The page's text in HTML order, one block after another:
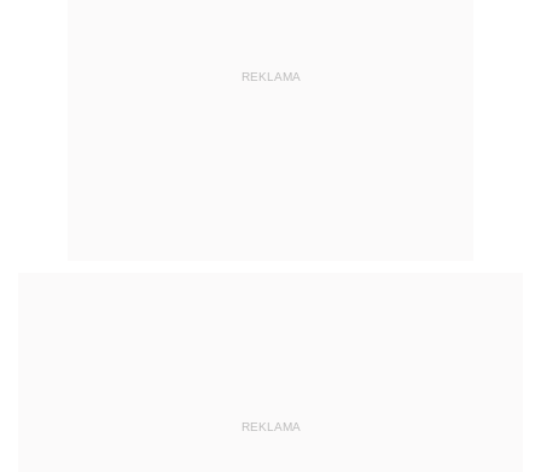
REKLAMA
REKLAMA